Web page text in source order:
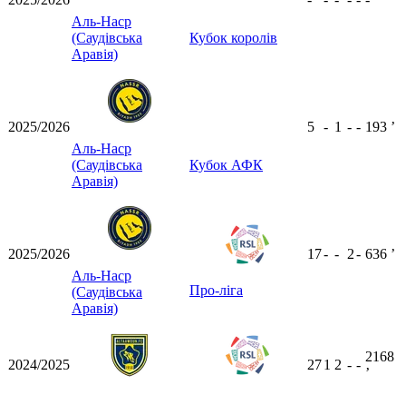
Аль-Наср
(Саудівська
Аравія)
Кубок королів
2025/2026
Аль-Наср
(Саудівська
Аравія)
Кубок АФК
5 - 1 - - 193 ʼ
2025/2026
Аль-Наср
(Саудівська
Аравія)
Про-ліга
17- - 2- 636 ʼ
2024/2025 271 2 - -
2168
ʼ